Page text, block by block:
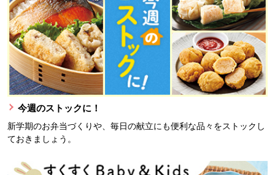
今週のストックに！
新学期のお弁当づくりや、毎日の献立にも便利な品々をストックし
ておきましょう。